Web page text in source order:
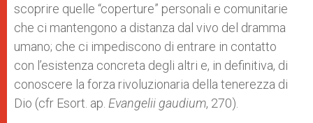
scoprire quelle “coperture” personali e comunitarie
che ci mantengono a distanza dal vivo del dramma
umano; che ci impediscono di entrare in contatto
con l’esistenza concreta degli altri e, in definitiva, di
conoscere la forza rivoluzionaria della tenerezza di
Dio (cfr Esort. ap. Evangelii gaudium, 270).